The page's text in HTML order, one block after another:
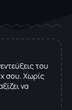
του
σου. Χωρίς
να